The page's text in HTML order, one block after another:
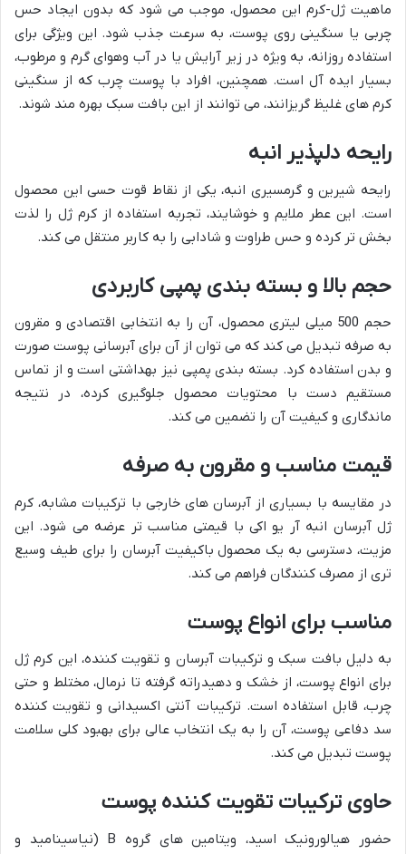
ماهیت ژل-کرم این محصول، موجب می شود که بدون ایجاد حس
چربی یا سنگینی روی پوست، به سرعت جذب شود. این ویژگی برای
استفاده روزانه، به ویژه در زیر آرایش یا در آب وهوای گرم و مرطوب،
بسیار ایده آل است. همچنین، افراد با پوست چرب که از سنگینی
کرم های غلیظ گریزانند، می توانند از این بافت سبک بهره مند شوند.
رایحه دلپذیر انبه
رایحه شیرین و گرمسیری انبه، یکی از نقاط قوت حسی این محصول
است. این عطر ملایم و خوشایند، تجربه استفاده از کرم ژل را لذت
بخش تر کرده و حس طراوت و شادابی را به کاربر منتقل می کند.
حجم بالا و بسته بندی پمپی کاربردی
حجم 500 میلی لیتری محصول، آن را به انتخابی اقتصادی و مقرون
به صرفه تبدیل می کند که می توان از آن برای آبرسانی پوست صورت
و بدن استفاده کرد. بسته بندی پمپی نیز بهداشتی است و از تماس
مستقیم دست با محتویات محصول جلوگیری کرده، در نتیجه
ماندگاری و کیفیت آن را تضمین می کند.
قیمت مناسب و مقرون به صرفه
در مقایسه با بسیاری از آبرسان های خارجی با ترکیبات مشابه، کرم
ژل آبرسان انبه آر یو اکی با قیمتی مناسب تر عرضه می شود. این
مزیت، دسترسی به یک محصول باکیفیت آبرسان را برای طیف وسیع
تری از مصرف کنندگان فراهم می کند.
مناسب برای انواع پوست
به دلیل بافت سبک و ترکیبات آبرسان و تقویت کننده، این کرم ژل
برای انواع پوست، از خشک و دهیدراته گرفته تا نرمال، مختلط و حتی
چرب، قابل استفاده است. ترکیبات آنتی اکسیدانی و تقویت کننده
سد دفاعی پوست، آن را به یک انتخاب عالی برای بهبود کلی سلامت
پوست تبدیل می کند.
حاوی ترکیبات تقویت کننده پوست
حضور هیالورونیک اسید، ویتامین های گروه B (نیاسینامید و